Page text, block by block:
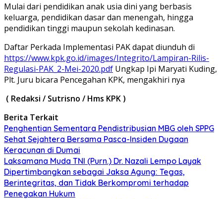
Mulai dari pendidikan anak usia dini yang berbasis
keluarga, pendidikan dasar dan menengah, hingga
pendidikan tinggi maupun sekolah kedinasan.
Daftar Perkada Implementasi PAK dapat diunduh di
https://www.kpk.go.id/images/Integrito/Lampiran-Rilis-
Regulasi-PAK_2-Mei-2020.pdf Ungkap Ipi Maryati Kuding,
Plt. Juru bicara Pencegahan KPK, mengakhiri nya
( Redaksi / Sutrisno / Hms KPK )
Berita Terkait
Penghentian Sementara Pendistribusian MBG oleh SPPG
Sehat Sejahtera Bersama Pasca-Insiden Dugaan
Keracunan di Dumai
Laksamana Muda TNI (Purn.) Dr. Nazali Lempo Layak
Dipertimbangkan sebagai Jaksa Agung: Tegas,
Berintegritas, dan Tidak Berkompromi terhadap
Penegakan Hukum